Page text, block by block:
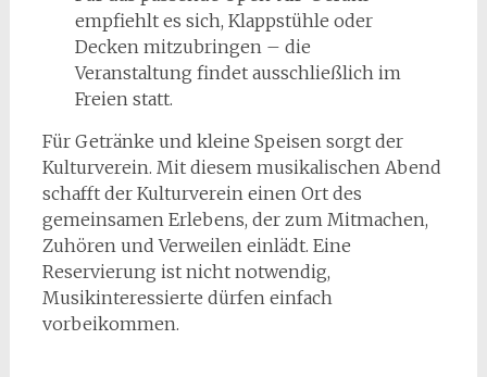
empfiehlt es sich, Klappstühle oder
Decken mitzubringen – die
Veranstaltung findet ausschließlich im
Freien statt.
Für Getränke und kleine Speisen sorgt der
Kulturverein. Mit diesem musikalischen Abend
schafft der Kulturverein einen Ort des
gemeinsamen Erlebens, der zum Mitmachen,
Zuhören und Verweilen einlädt. Eine
Reservierung ist nicht notwendig,
Musikinteressierte dürfen einfach
vorbeikommen.